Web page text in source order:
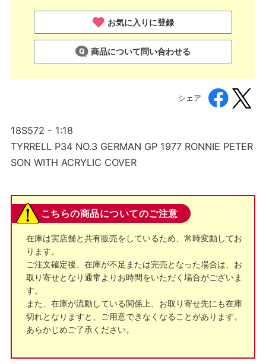
お気に入りに登録
商品について問い合わせる
シェア
18S572 - 1:18
TYRRELL P34 NO.3 GERMAN GP 1977 RONNIE PETER
SON WITH ACRYLIC COVER
こちらの商品についてのご注意
在庫は実店舗と共有販売をしているため、常時変動してお
ります。
ご注文確定後、在庫が不足または完売となった場合は、お
取り寄せとなり通常よりお時間をいただく場合がございま
す。
また、在庫が流動している関係上、お取り寄せ先にも在庫
切れとなりますと、ご用意できなくなることがあります。
あらかじめご了承ください。